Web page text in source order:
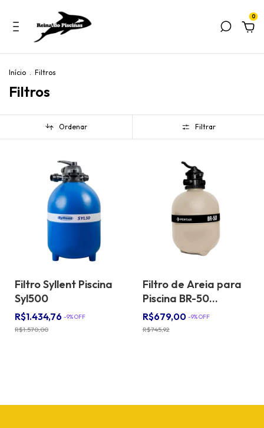
0
Início . Filtros
Filtros
Ordenar Filtrar
Filtro Syllent Piscina
Syl500
R$1.434,76 -9% OFF
R$1.570,00
Filtro de Areia para
Piscina BR-50
SIBRAPE
R$679,00 -9% OFF
R$745,92